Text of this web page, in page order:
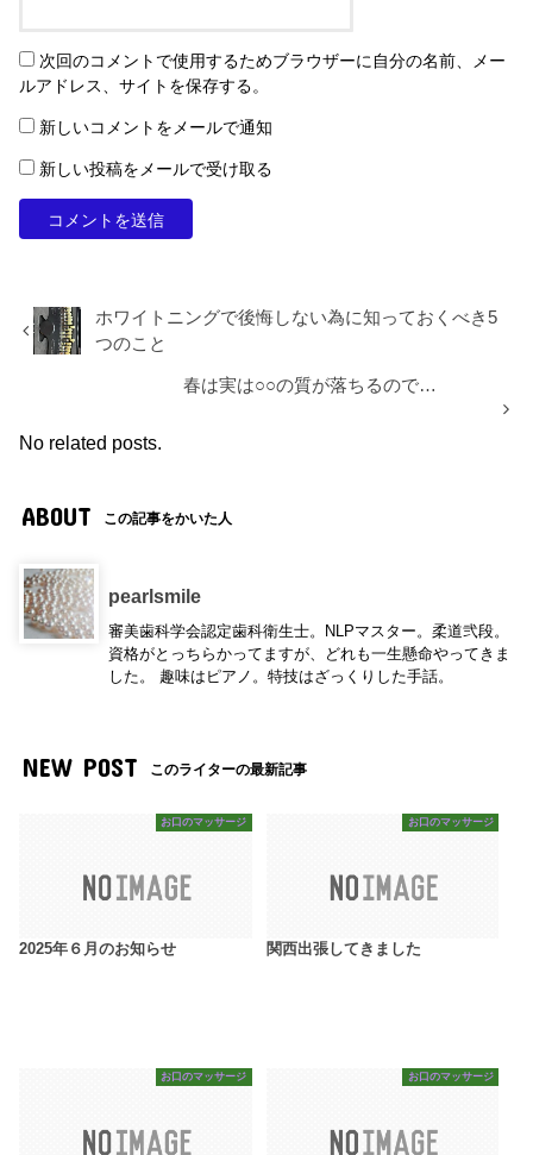
次回のコメントで使用するためブラウザーに自分の名前、メー
ルアドレス、サイトを保存する。
新しいコメントをメールで通知
新しい投稿をメールで受け取る
ホワイトニングで後悔しない為に知っておくべき5
つのこと
春は実は○○の質が落ちるので…
No related posts.
ABOUT この記事をかいた人
pearlsmile
審美歯科学会認定歯科衛生士。NLPマスター。柔道弐段。
資格がとっちらかってますが、どれも一生懸命やってきま
した。 趣味はピアノ。特技はざっくりした手話。
NEW POST このライターの最新記事
お口のマッサージ
2025年６月のお知らせ
お口のマッサージ
関西出張してきました
お口のマッサージ お口のマッサージ